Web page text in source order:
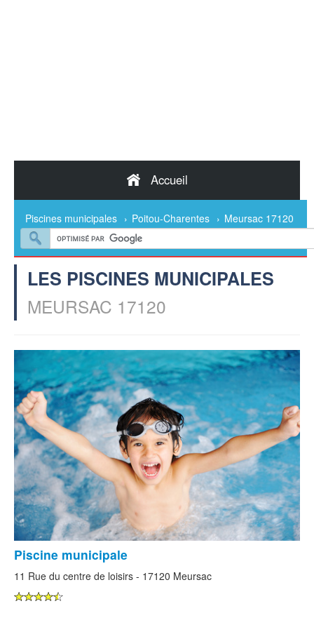
Accueil
Piscines municipales › Poitou-Charentes › Meursac 17120
LES PISCINES MUNICIPALES
MEURSAC 17120
Piscine municipale
11 Rue du centre de loisirs - 17120 Meursac